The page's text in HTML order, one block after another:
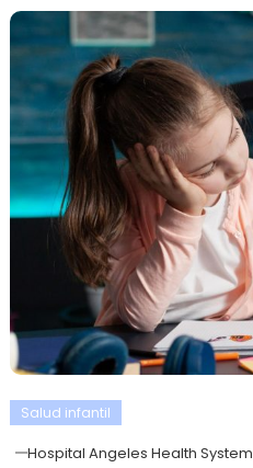
Salud infantil
Hospital Angeles Health System